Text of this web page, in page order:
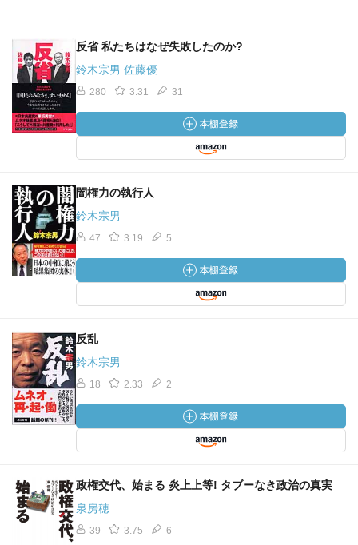
反省 私たちはなぜ失敗したのか?
鈴木宗男 佐藤優
280 3.31 31
闇権力の執行人
鈴木宗男
47 3.19 5
反乱
鈴木宗男
18 2.33 2
政権交代、始まる 炎上上等! タブーなき政治の真実
泉房穂
39 3.75 6